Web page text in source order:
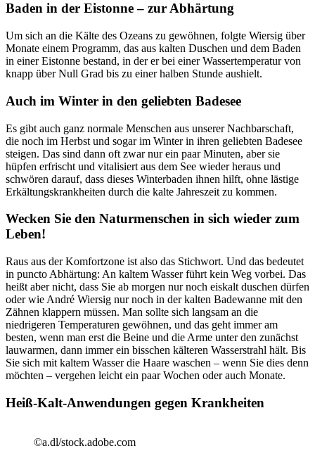
Baden in der Eistonne – zur Abhärtung
Um sich an die Kälte des Ozeans zu gewöhnen, folgte Wiersig über
Monate einem Programm, das aus kalten Duschen und dem Baden
in einer Eistonne bestand, in der er bei einer Wassertemperatur von
knapp über Null Grad bis zu einer halben Stunde aushielt.
Auch im Winter in den geliebten Badesee
Es gibt auch ganz normale Menschen aus unserer Nachbarschaft,
die noch im Herbst und sogar im Winter in ihren geliebten Badesee
steigen. Das sind dann oft zwar nur ein paar Minuten, aber sie
hüpfen erfrischt und vitalisiert aus dem See wieder heraus und
schwören darauf, dass dieses Winterbaden ihnen hilft, ohne lästige
Erkältungskrankheiten durch die kalte Jahreszeit zu kommen.
Wecken Sie den Naturmenschen in sich wieder zum
Leben!
Raus aus der Komfortzone ist also das Stichwort. Und das bedeutet
in puncto Abhärtung: An kaltem Wasser führt kein Weg vorbei. Das
heißt aber nicht, dass Sie ab morgen nur noch eiskalt duschen dürfen
oder wie André Wiersig nur noch in der kalten Badewanne mit den
Zähnen klappern müssen. Man sollte sich langsam an die
niedrigeren Temperaturen gewöhnen, und das geht immer am
besten, wenn man erst die Beine und die Arme unter den zunächst
lauwarmen, dann immer ein bisschen kälteren Wasserstrahl hält. Bis
Sie sich mit kaltem Wasser die Haare waschen – wenn Sie dies denn
möchten – vergehen leicht ein paar Wochen oder auch Monate.
Heiß-Kalt-Anwendungen gegen Krankheiten
©a.dl/stock.adobe.com